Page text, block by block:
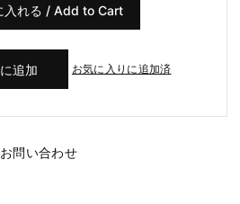
お気に入りに追加済
お問い合わせ